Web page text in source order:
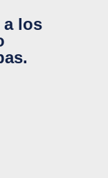
a los